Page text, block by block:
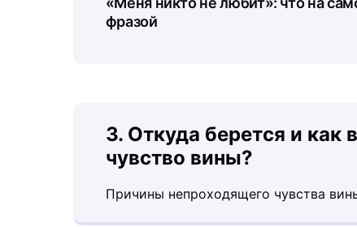
фразой
3. Откуда берется и как
чувство вины?
Причины непроходящего чувства